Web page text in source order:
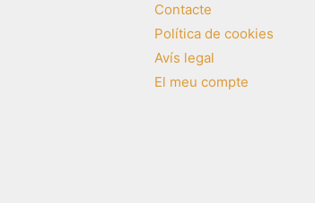
Contacte
Política de cookies
Avís legal
El meu compte